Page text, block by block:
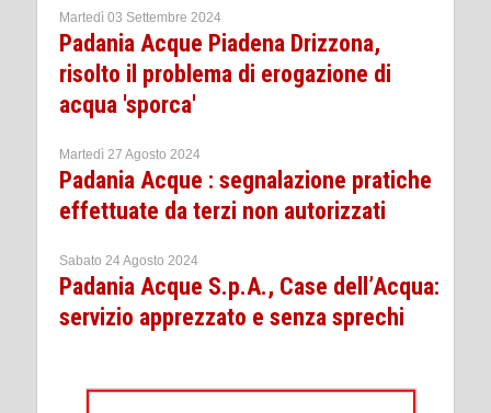
Martedì 03 Settembre 2024
Padania Acque Piadena Drizzona,
risolto il problema di erogazione di
acqua 'sporca'
Martedì 27 Agosto 2024
Padania Acque : segnalazione pratiche
effettuate da terzi non autorizzati
Sabato 24 Agosto 2024
Padania Acque S.p.A., Case dell’Acqua:
servizio apprezzato e senza sprechi